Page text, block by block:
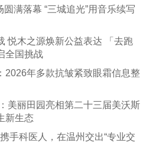
圆满落幕 “三城追光”用音乐续写
悦木之源焕新公益表达 「去跑
全国挑战
2026年多款抗皱紧致眼霜信息整
美丽田园亮相第二十三届美沃斯
新生态
手科医人，在温州交出“专业交